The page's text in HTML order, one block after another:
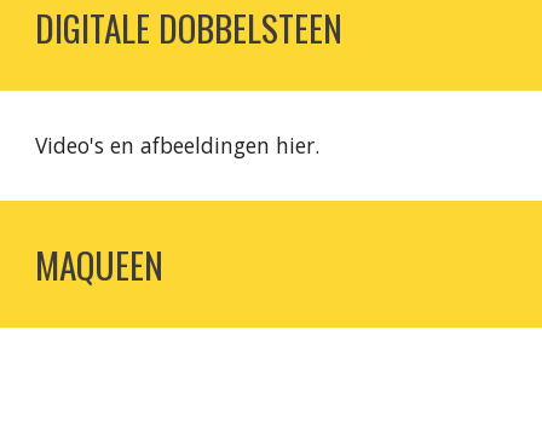
DIGITALE DOBBELSTEEN
Video's en afbeeldingen hier.
MAQUEEN